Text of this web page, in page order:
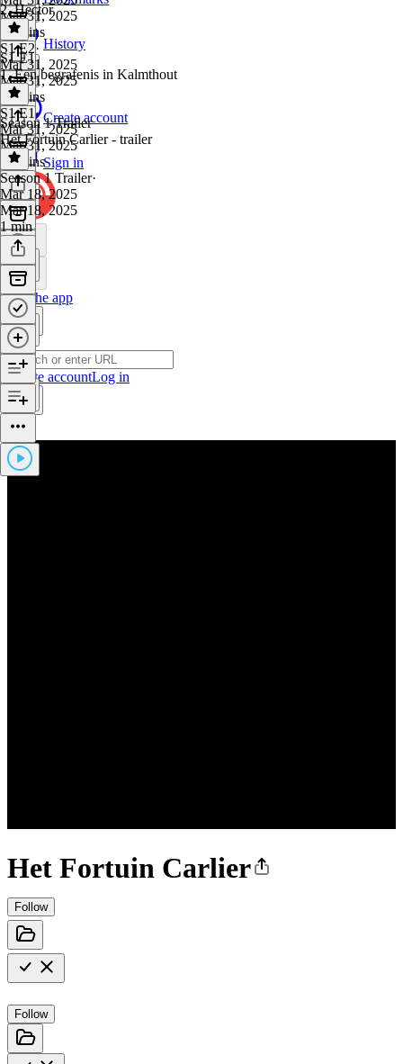
History
Create account
Sign in
Get the app
Create accountLog in
Het Fortuin Carlier
Follow
Follow
Mar 31, 2025
24 mins
2. Hector
S1 E2·
Mar 31, 2025
Mar 31, 2025
22 mins
S1 E1
1. Een begrafenis in Kalmthout
S1 E1 ·
Mar 31, 2025
Mar 31, 2025
24 mins
Season 1 Trailer
Het Fortuin Carlier - trailer
Season 1 Trailer·
Mar 18, 2025
Mar 18, 2025
1 min